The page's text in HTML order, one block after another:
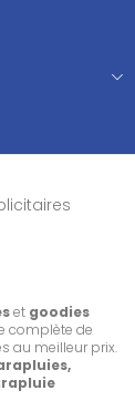
et goodies
complète de
au meilleur prix.